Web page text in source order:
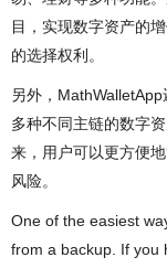
目，实现数字资产的
的选择权利。
另外，
多种不同主链的数字
来，用户可以更方便
风险。
One of the easiest
from a backup. If you